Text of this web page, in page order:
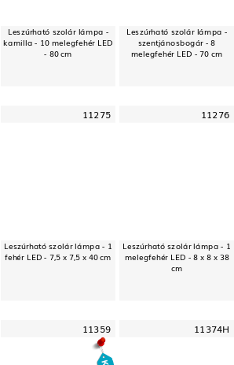
Leszúrható szolár lámpa -
kamilla - 10 melegfehér LED
- 80 cm
Leszúrható szolár lámpa -
szentjánosbogár - 8
melegfehér LED - 70 cm
11275
Leszúrható szolár lámpa - 1
fehér LED - 7,5 x 7,5 x 40 cm
11276
Leszúrható szolár lámpa - 1
melegfehér LED - 8 x 8 x 38
cm
11359 11374H